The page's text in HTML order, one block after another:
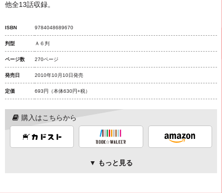
他全13話収録。
ISBN 9784048689670
判型 Ａ６判
ページ数 270ページ
発売日 2010年10月10日発売
定価 693円 （本体630円+税）
購入はこちらから
▼ もっと見る